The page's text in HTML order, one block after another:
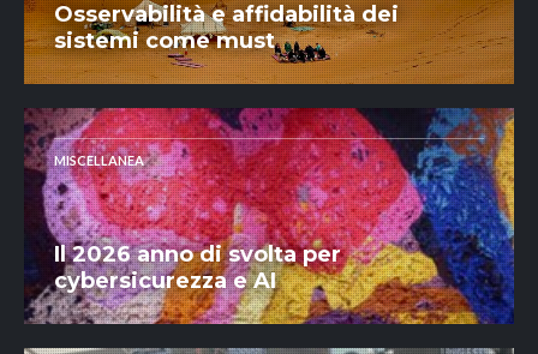
Osservabilità e affidabilità dei
sistemi come must
MISCELLANEA
Il 2026 anno di svolta per
cybersicurezza e AI